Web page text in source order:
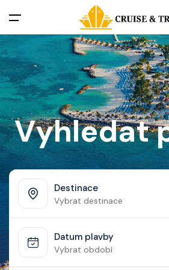
Menu
Akční nabídky
Destinace
Zážitky z plaveb
Užitečné informace
Často kladené otázky
Články
Vyhledat
Destinace
Vybrat destinace
Datum plavby
Vybrat období